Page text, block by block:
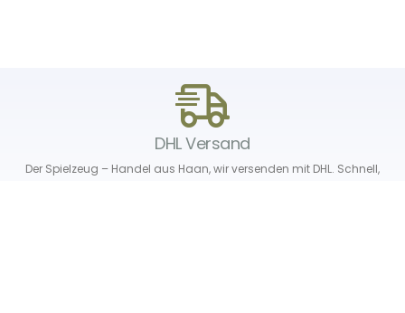
DHL Versand
Der Spielzeug – Handel aus Haan, wir versenden mit DHL. Schnell,